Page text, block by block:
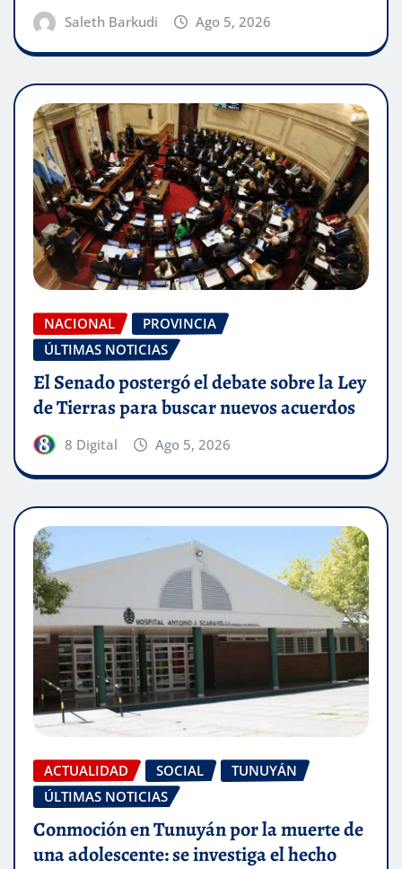
Saleth Barkudi Ago 5, 2026
NACIONAL
PROVINCIA
ÚLTIMAS NOTICIAS
El Senado postergó el debate sobre la Ley
de Tierras para buscar nuevos acuerdos
8 Digital Ago 5, 2026
ACTUALIDAD SOCIAL
TUNUYÁN
ÚLTIMAS NOTICIAS
Conmoción en Tunuyán por la muerte de
una adolescente: se investiga el hecho